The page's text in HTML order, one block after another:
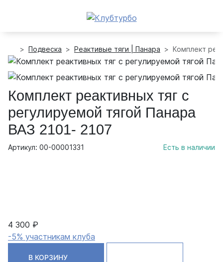
Подвеска Реактивые тяги | Панара Комплект
Комплект реактивных тяг с
регулируемой тягой Панара
ВАЗ 2101- 2107
Артикул: 00-00001331 Есть в наличии
4 300 ₽
-5% участникам клуба
В КОРЗИНУ